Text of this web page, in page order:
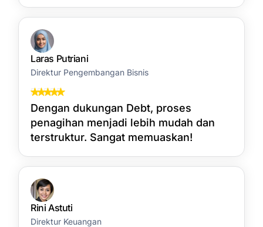
Laras Putriani
Direktur Pengembangan Bisnis
Dengan dukungan Debt, proses
penagihan menjadi lebih mudah dan
terstruktur. Sangat memuaskan!
Rini Astuti
Direktur Keuangan